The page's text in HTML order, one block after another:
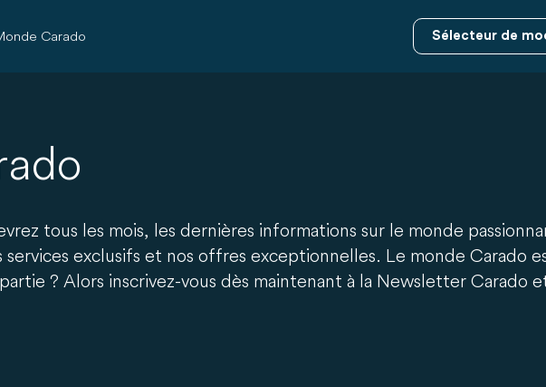
Carado Sélecteur de
tous les mois, les dernières informations sur le monde
services exclusifs et nos offres exceptionnelles. Le monde Carado
? Alors inscrivez-vous dès maintenant à la Newsletter Carado